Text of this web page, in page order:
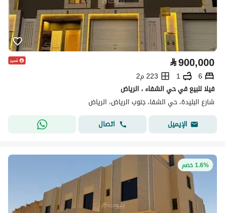
⃁900,000
6
1
223 م2
فيلا للبيع في حي الشفاء ، الرياض
شارع البليدة، حي الشفا، جنوب الرياض، الرياض
الإيميل
اتصال
1.6% خصم